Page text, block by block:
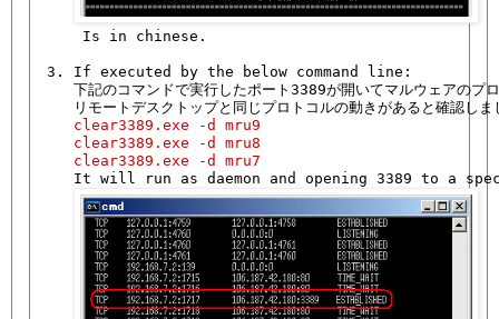
    Is in chinese.
3. If executed by the below command line:
下記のコマンドで実行したポート3389が開いてマルウェアのプ
   clear3389.exe -d mru9
   clear3389.exe -d mru8
   clear3389.exe -d mru7
It will run as daemon and opening 3389 to a